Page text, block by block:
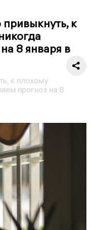
к
8 января в
к плохому
прогноз на 8